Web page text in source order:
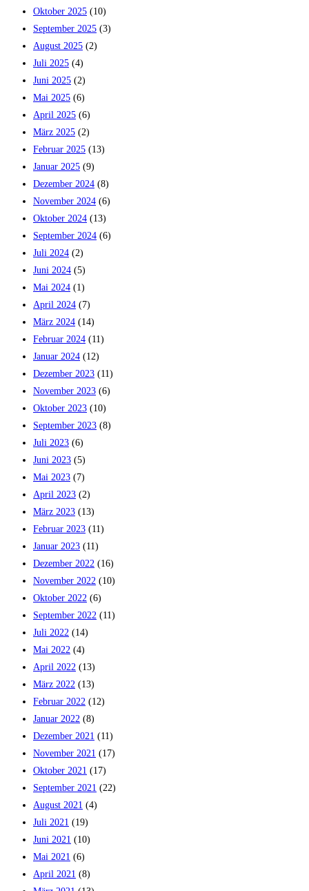
Oktober 2025 (10)
September 2025 (3)
August 2025 (2)
Juli 2025 (4)
Juni 2025 (2)
Mai 2025 (6)
April 2025 (6)
März 2025 (2)
Februar 2025 (13)
Januar 2025 (9)
Dezember 2024 (8)
November 2024 (6)
Oktober 2024 (13)
September 2024 (6)
Juli 2024 (2)
Juni 2024 (5)
Mai 2024 (1)
April 2024 (7)
März 2024 (14)
Februar 2024 (11)
Januar 2024 (12)
Dezember 2023 (11)
November 2023 (6)
Oktober 2023 (10)
September 2023 (8)
Juli 2023 (6)
Juni 2023 (5)
Mai 2023 (7)
April 2023 (2)
März 2023 (13)
Februar 2023 (11)
Januar 2023 (11)
Dezember 2022 (16)
November 2022 (10)
Oktober 2022 (6)
September 2022 (11)
Juli 2022 (14)
Mai 2022 (4)
April 2022 (13)
März 2022 (13)
Februar 2022 (12)
Januar 2022 (8)
Dezember 2021 (11)
November 2021 (17)
Oktober 2021 (17)
September 2021 (22)
August 2021 (4)
Juli 2021 (19)
Juni 2021 (10)
Mai 2021 (6)
April 2021 (8)